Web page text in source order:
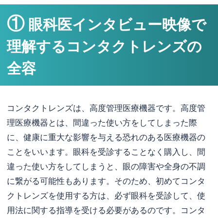
①眼科医インタビュー映像で
理解するコンタクトレンズの
全容
コンタクトレンズは、高度管理医療機器です。高度管
理医療機器とは、間違った使い方をしてしまった際
に、健康に重大な影響を与える恐れのある医療機器の
ことをいいます。眼科を受診することなく購入し、間
違った使い方をしてしまうと、眼の障害や全身の不調
に繋がる可能性もあります。そのため、初めてコンタ
クトレンズを使用する方は、必ず眼科を受診して、使
用法に関する指導を受ける必要があるのです。コンタ